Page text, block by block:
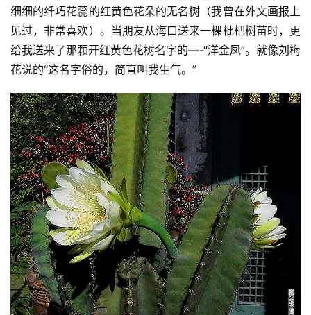
细细的纤巧花蕊的红黄色花朵的无名树（我曾在外文画报上
见过，非常喜欢）。当朋友从海口送来一棵枇杷树苗时，更
给我送来了那颗开红黄色花树名字的—-“洋金凤”。就像刘梅
花说的“这名字俗的，简直叫我生气。”